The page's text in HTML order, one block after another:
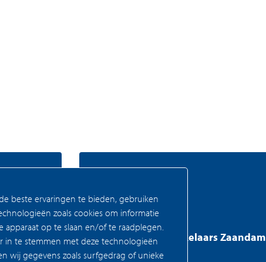
Zaandam
FRIS Woningmakelaars Zaandam
Westzijde 83
beste ervaringen te bieden, gebruiken
zoals cookies om informatie
apparaat op te slaan en/of te raadplegen.
in te stemmen met deze technologieën
wij gegevens zoals surfgedrag of unieke